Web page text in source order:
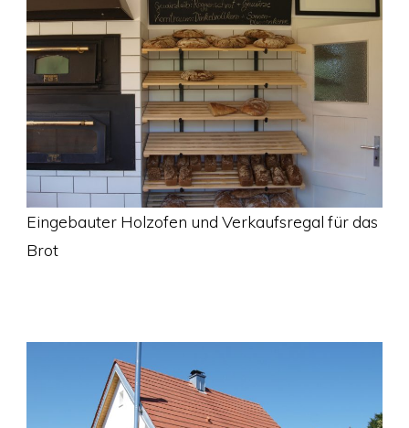
Eingebauter Holzofen und Verkaufsregal für das
Brot